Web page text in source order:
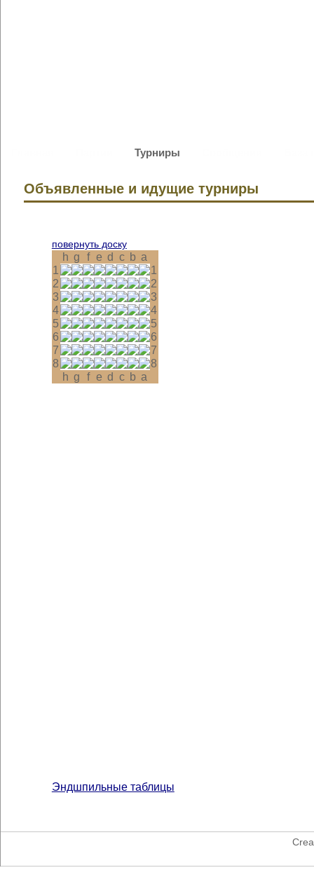
Турниры
Объявленные и идущие турниры
повернуть доску
h g f e d c b a
1
1
2
2
3
3
4
4
5
5
6
6
7
7
8
8
h g f e d c b a
Эндшпильные таблицы